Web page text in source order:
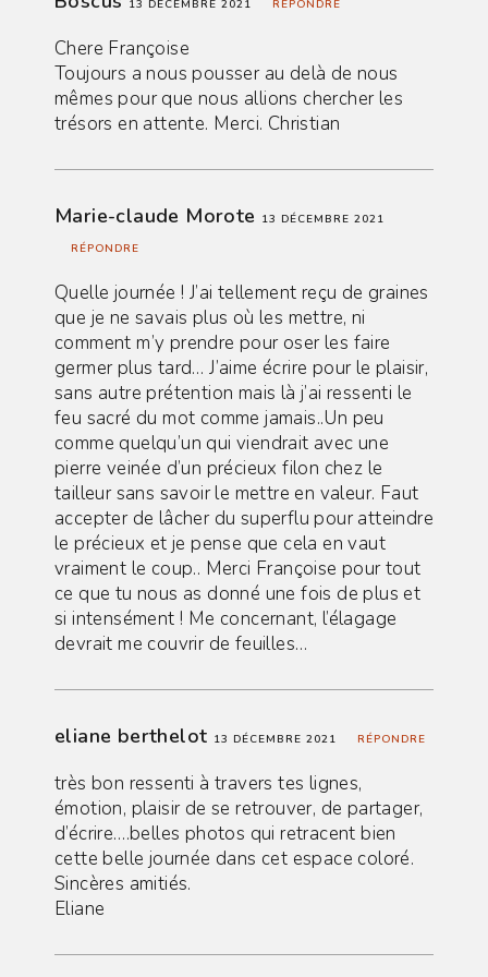
13 DÉCEMBRE 2021 RÉPONDRE
Chere Françoise
Toujours a nous pousser au delà de nous
mêmes pour que nous allions chercher les
trésors en attente. Merci. Christian
Marie-claude Morote 13 DÉCEMBRE 2021
RÉPONDRE
Quelle journée ! J’ai tellement reçu de graines
que je ne savais plus où les mettre, ni
comment m’y prendre pour oser les faire
germer plus tard… J’aime écrire pour le plaisir,
sans autre prétention mais là j’ai ressenti le
feu sacré du mot comme jamais..Un peu
comme quelqu’un qui viendrait avec une
pierre veinée d’un précieux filon chez le
tailleur sans savoir le mettre en valeur. Faut
accepter de lâcher du superflu pour atteindre
le précieux et je pense que cela en vaut
vraiment le coup.. Merci Françoise pour tout
ce que tu nous as donné une fois de plus et
si intensément ! Me concernant, l’élagage
devrait me couvrir de feuilles…
eliane berthelot 13 DÉCEMBRE 2021 RÉPONDRE
très bon ressenti à travers tes lignes,
émotion, plaisir de se retrouver, de partager,
d’écrire….belles photos qui retracent bien
cette belle journée dans cet espace coloré.
Sincères amitiés.
Eliane